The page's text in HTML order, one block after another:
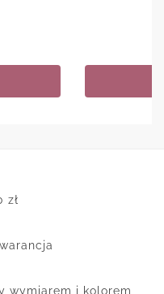
zł
wymiarem i kolorem